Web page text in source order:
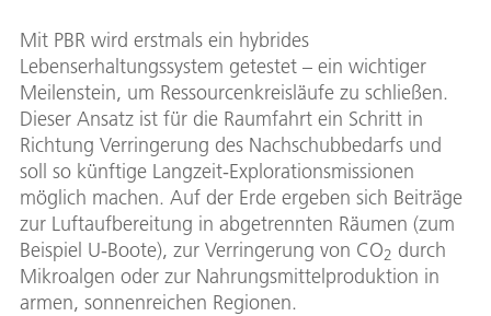
Mit PBR wird erstmals ein hybrides
Lebenserhaltungssystem getestet – ein wichtiger
Meilenstein, um Ressourcenkreisläufe zu schließen.
Dieser Ansatz ist für die Raumfahrt ein Schritt in
Richtung Verringerung des Nachschubbedarfs und
soll so künftige Langzeit-Explorationsmissionen
möglich machen. Auf der Erde ergeben sich Beiträge
zur Luftaufbereitung in abgetrennten Räumen (zum
Beispiel U-Boote), zur Verringerung von CO2 durch
Mikroalgen oder zur Nahrungsmittelproduktion in
armen, sonnenreichen Regionen.